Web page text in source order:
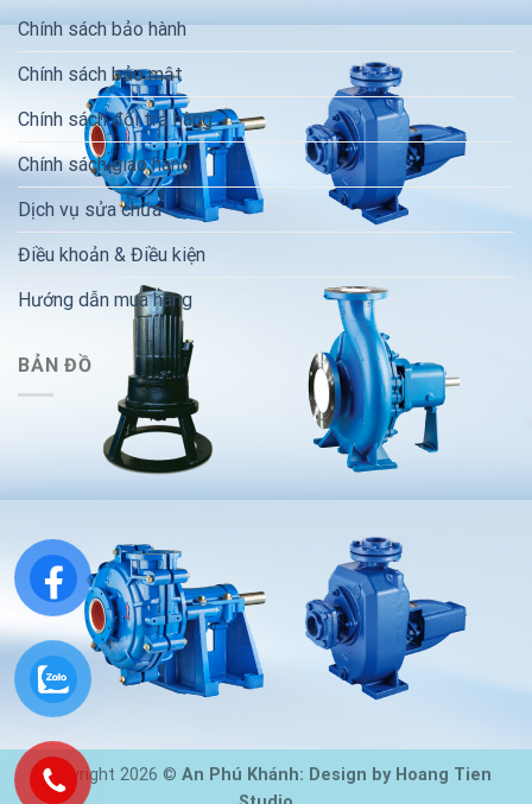
Chính sách bảo hành
Chính sách bảo mật
Chính sách đổi trả hàng
Chính sách giao hàng
Dịch vụ sửa chữa
Điều khoản & Điều kiện
Hướng dẫn mua hàng
BẢN ĐỒ
Copyright 2026 © An Phú Khánh: Design by Hoang Tien